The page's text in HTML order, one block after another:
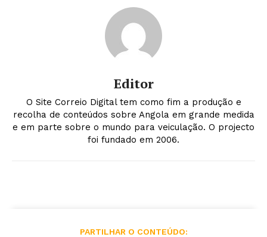
Editor
O Site Correio Digital tem como fim a produção e
recolha de conteúdos sobre Angola em grande medida
e em parte sobre o mundo para veiculação. O projecto
foi fundado em 2006.
PARTILHAR O CONTEÚDO: